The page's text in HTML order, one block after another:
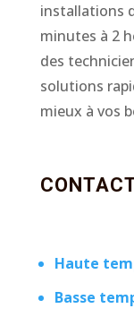
installations
minutes à 2
des
solutions
mieux à vos
Haute
Basse